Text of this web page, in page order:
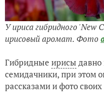
У ириса гибридного 'New
ирисовый аромат. Фото
Гибридные ирисы
семидачники, при этом
рассказами и фото